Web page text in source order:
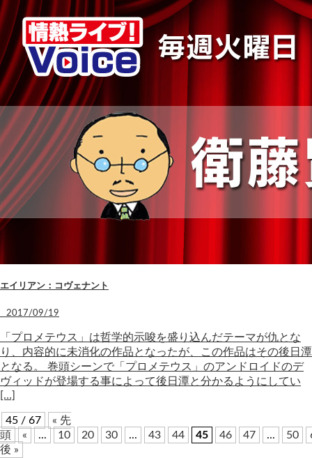
エイリアン：コヴェナント
2017/09/19
「プロメテウス」は哲学的示唆を盛り込んだテーマが仇とな
り、内容的に未消化の作品となったが、この作品はその後日潭
となる。 巻頭シーンで「プロメテウス」のアンドロイドのデ
ヴィッドが登場する事によって後日潭と分かるようにしてい
[…]
45 / 67
« 先
頭
« ... 10 20 30 ... 43 44 45 46 47 ... 50
後 »